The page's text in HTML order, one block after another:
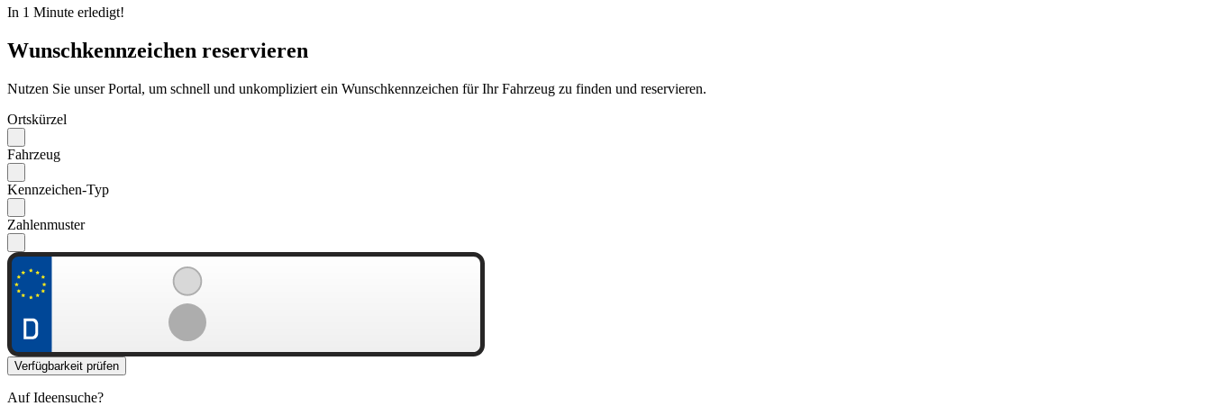
In 1 Minute erledigt!
Wunschkennzeichen reservieren
Nutzen Sie unser Portal, um schnell und unkompliziert ein Wunschkennzeichen für Ihr Fahrzeug zu finden und reservieren.
Ortskürzel
Fahrzeug
Kennzeichen-Typ
Zahlenmuster
Verfügbarkeit prüfen
Auf Ideensuche?